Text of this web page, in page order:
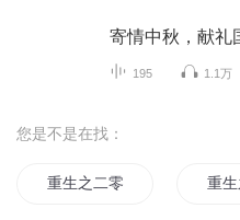
寄情中秋，献礼
195 1.1万
您是不是在找：
重生之二零零零 重生